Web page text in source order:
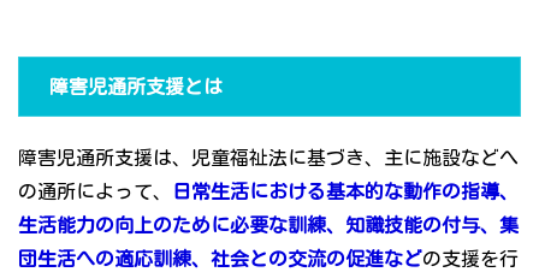
障害児通所支援とは
障害児通所支援は、児童福祉法に基づき、主に施設などへ
の通所によって、
日常生活における基本的な動作の指導、
生活能力の向上のために必要な訓練、知識技能の付与、集
団生活への適応訓練、社会との交流の促進などの支援を行